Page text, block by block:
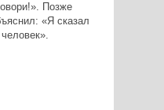
Позже
«Я сказал